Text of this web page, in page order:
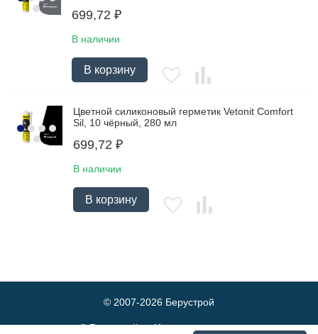
699,72 ₽
В наличии
В корзину
Цветной силиконовый герметик Vetonit Comfort
Sil, 10 чёрный, 280 мл
699,72 ₽
В наличии
В корзину
© 2007-2026 Берустрой
© Берустрой — Интернет-магазин